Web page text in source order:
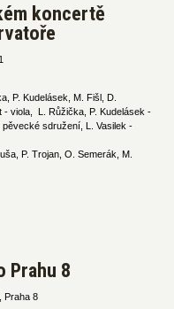
koncertě
P. Kudelásek, M. Fišl, D.
- viola, L. Růžička, P. Kudelásek -
sdružení, L. Vasilek -
P. Trojan, O. Semerák, M.
Prahu 8
Praha 8